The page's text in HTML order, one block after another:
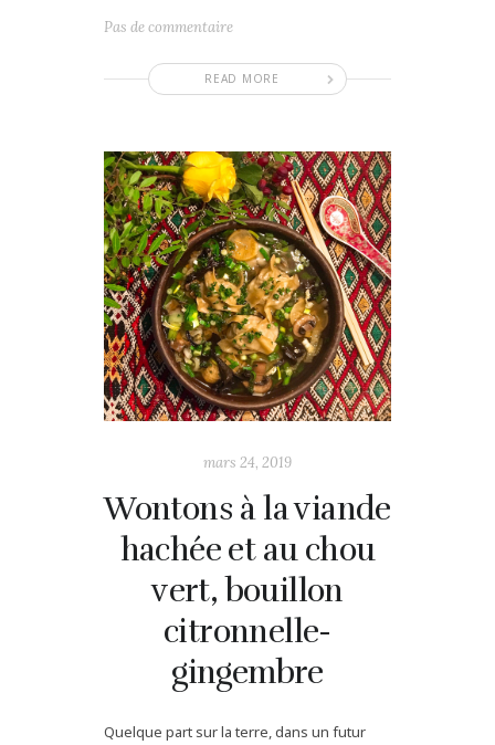
READ MORE
Pas de commentaire
mars 24, 2019
Wontons à la viande
hachée et au chou
vert, bouillon
citronnelle-
gingembre
Quelque part sur la terre, dans un futur